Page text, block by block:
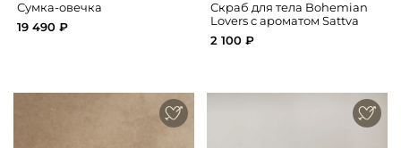
Сумка-овечка
19 490 ₽
Скраб для тела Bohemian
Lovers с ароматом Sattva
2 100 ₽